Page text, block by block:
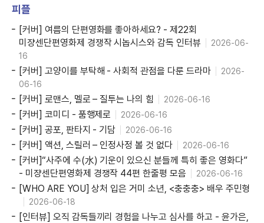
피플
[커버] 여름의 단편영화를 좋아하세요? - 제22회
미쟝센단편영화제 경쟁작 시놉시스와 감독 인터뷰
2026-06-
16
[커버] 고양이를 부탁해 - 사회적 관점을 다룬 드라마
2026-
06-16
[커버] 로맨스, 멜로 – 질투는 나의 힘 2026-06-16
[커버] 코미디 - 품행제로 2026-06-16
[커버] 공포, 판타지 - 기담 2026-06-16
[커버] 액션, 스릴러 – 인정사정 볼 것 없다 2026-06-16
[커버]“사주에 수(水) 기운이 있으신 분들께 특히 좋은 영화다”
- 미쟝센단편영화제 경쟁작 44편 한줄평 모음
2026-06-16
[WHO ARE YOU] 상처 입은 거미 소년, <충충충> 배우 주민형
2026-06-18
[인터뷰] 오직 감독들끼리 경험을 나누고 심사를 하고 - 윤가은,